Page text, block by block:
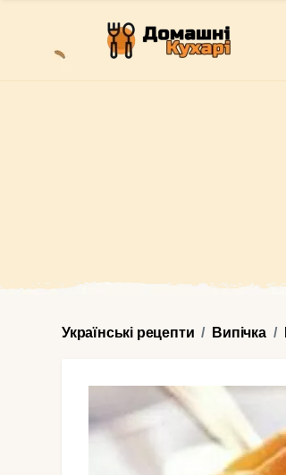
Українські рецепти Випічка